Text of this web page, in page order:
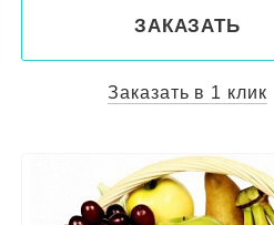
ЗАКАЗАТЬ
Заказать в 1 клик